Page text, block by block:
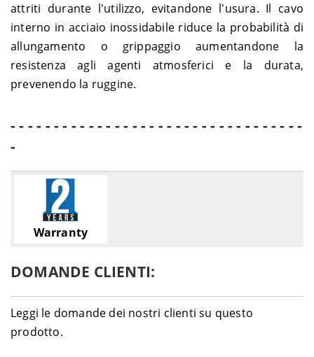
attriti durante l'utilizzo, evitandone l'usura. Il cavo
interno in acciaio inossidabile riduce la probabilità di
allungamento o grippaggio aumentandone la
resistenza agli agenti atmosferici e la durata,
prevenendo la ruggine.
- - - - - - - - - - - - - - - - - - - - - - - - - - - - - - - - - -
-
Warranty
DOMANDE CLIENTI:
Leggi le domande dei nostri clienti su questo
prodotto.